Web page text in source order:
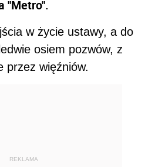
"Metro".
w życie ustawy, a do
osiem pozwów, z
przez więźniów.
REKLAMA